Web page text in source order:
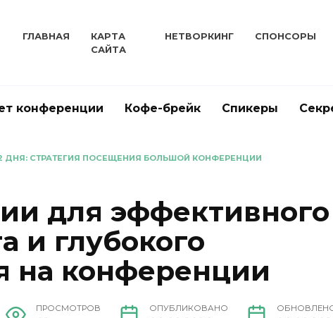
ГЛАВНАЯ
КАРТА
САЙТА
НЕТВОРКИНГ СПОНСОРЫ
конференции Кофе-брейк Спикеры
ДНЯ: СТРАТЕГИЯ ПОСЕЩЕНИЯ БОЛЬШОЙ КОНФЕРЕНЦИИ
для эффективного
и глубокого
на конференции
ПРОСМОТРОВ ОПУБЛИКОВАНО